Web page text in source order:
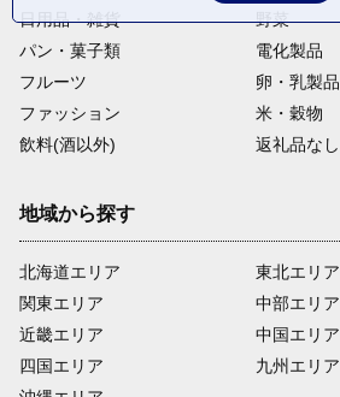
日用品・雑貨
野菜
パン・菓子類
電化製品
フルーツ
卵・乳製品
ファッション
米・穀物
飲料(酒以外)
返礼品なし
地域から探す
北海道エリア
関東エリア
近畿エリア
四国エリア
東北エリア
中部エリア
中国エリア
九州エリア